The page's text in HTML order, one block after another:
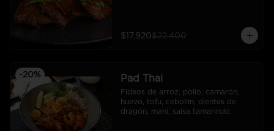
$17.920$22.400
-20% Pad Thai
Fideos de arroz, pollo, camarón,
huevo, tofu, cebollín, dientes de
dragón, maní, salsa tamarindo.